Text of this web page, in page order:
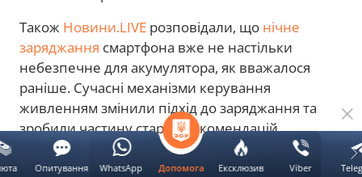
Також Новини.LIVE розповідали, що нічне
заряджання смартфона вже не настільки
небезпечне для акумулятора, як вважалося
раніше. Сучасні механізми керування
живленням змінили підхід до заряджання та
зробили частину старих рекомендацій
неактуальною.
Допомога Ексклюзив Viber
Опитування WhatsApp